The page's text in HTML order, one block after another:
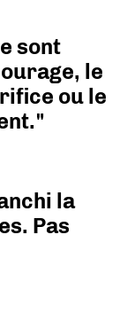
sont
le
ou le
la
Pas